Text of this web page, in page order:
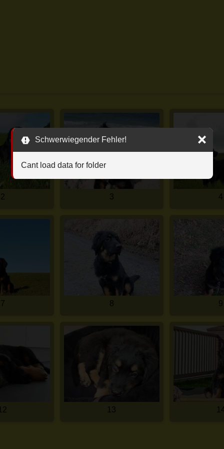
2 3 4
7 8 9
13
Schwerwiegender Fehler!
Cant load data for folder